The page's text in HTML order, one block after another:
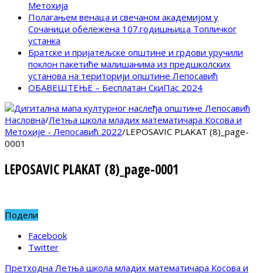
Метохија
Полагањем венаца и свечаном академијом у
Сочаници обележена 107.годишњица Топличког
устанка
Братске и пријатељске општине и грдови уручили
поклон пакетиће малишанима из предшколских
установа на територији општине Лепосавић
ОБАВЕШТЕЊЕ – Бесплатан СкиПас 2024
Насловна/Летња школа младих математичара Косова и
Метохије - Лепосавић 2022/LEPOSAVIC PLAKAT (8)_page-
0001
LEPOSAVIC PLAKAT (8)_page-0001
Подели
Facebook
Twitter
Претходна Летња школа младих математичара Косова и